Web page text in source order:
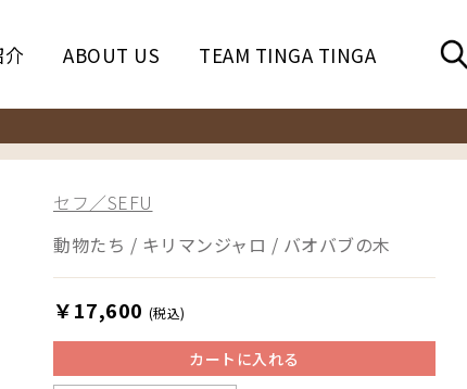
ABOUT US TEAM TINGA TINGA
セフ／SEFU
動物たち / キリマンジャロ / バオバブの木
￥17,600 (税込)
カートに入れる